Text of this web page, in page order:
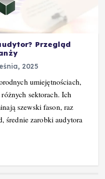
Przegląd
2025
umiejętnościach,
sektorach. Ich
szewski fason, raz
średnie zarobki audytora